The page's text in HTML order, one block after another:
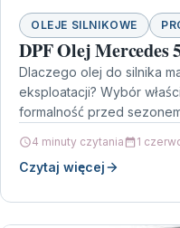
OLEJE SILNIKOWE
DPF Olej Mercedes
Dlaczego olej do silnika
eksploatacji? Wybór
formalność przed
4 minuty czytania 1
Czytaj więcej